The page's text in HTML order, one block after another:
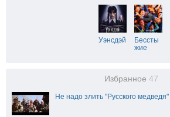
Уэнсдэй
Бессты
жие
Избранное 47
Не надо злить "Русского медведя"